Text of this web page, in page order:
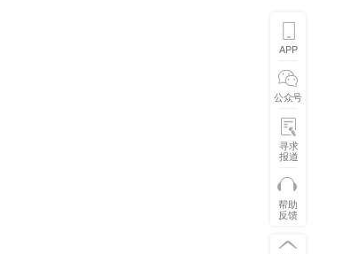
APP
公众号
寻求
报道
帮助
反馈